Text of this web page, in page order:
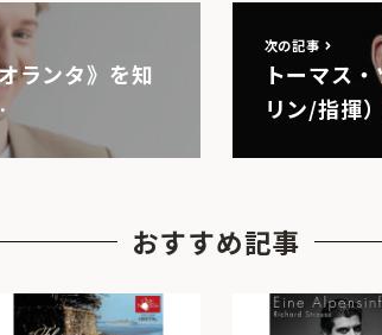
ランタ》を知
次の記事
トーマス
リン/指揮
おすすめ記事